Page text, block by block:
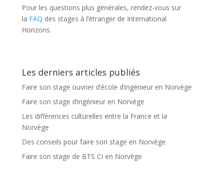
Pour les questions plus générales, rendez-vous sur
la FAQ des stages à l’étranger de International
Horizons.
Les derniers articles publiés
Faire son stage ouvrier d’école d’ingénieur en Norvège
Faire son stage d’ingénieur en Norvège
Les différences culturelles entre la France et la
Norvège
Des conseils pour faire son stage en Norvège
Faire son stage de BTS CI en Norvège